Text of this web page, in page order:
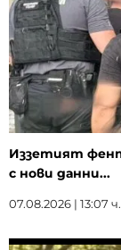
Иззетият
с нови данни...
07.08.2026 | 13:07 ч.